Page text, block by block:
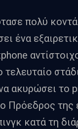
πολύ
ένα
τελευταίο
ακυρώσει το
Πρόεδρος της
κατά τη